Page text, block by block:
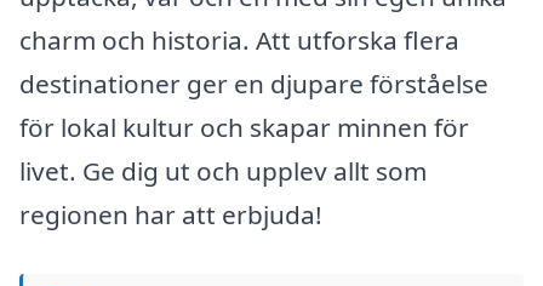
charm och historia. Att utforska flera
destinationer ger en djupare förståelse
för lokal kultur och skapar minnen för
livet. Ge dig ut och upplev allt som
regionen har att erbjuda!